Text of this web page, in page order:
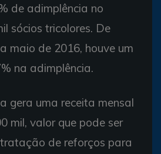
de adimplência no
sócios tricolores. De
maio de 2016, houve um
na adimplência.
gera uma receita mensal
mil, valor que pode ser
de reforços para